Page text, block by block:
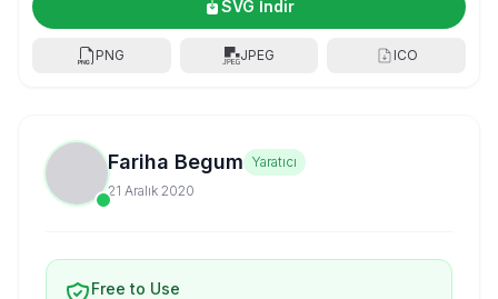
SVG İndir
PNG JPEG ICO
Fariha Begum Yaratıcı
21 Aralık 2020
Free to Use